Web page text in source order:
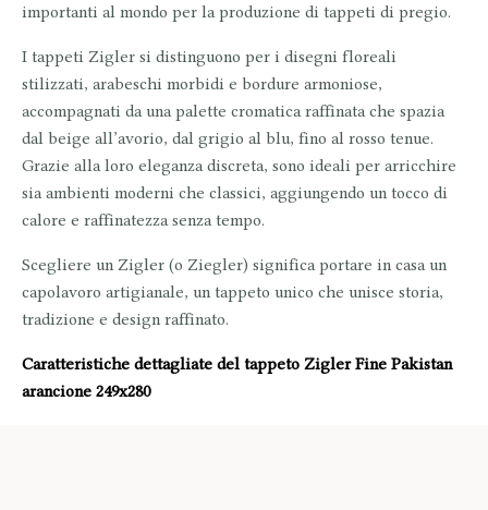
importanti al mondo per la produzione di tappeti di pregio.
I tappeti Zigler si distinguono per i disegni floreali
stilizzati, arabeschi morbidi e bordure armoniose,
accompagnati da una palette cromatica raffinata che spazia
dal beige all’avorio, dal grigio al blu, fino al rosso tenue.
Grazie alla loro eleganza discreta, sono ideali per arricchire
sia ambienti moderni che classici, aggiungendo un tocco di
calore e raffinatezza senza tempo.
Scegliere un Zigler (o Ziegler) significa portare in casaun
capolavoro artigianale, un tappeto unico che unisce storia,
tradizione e design raffinato.
Caratteristiche dettagliate del tappeto Zigler Fine Pakistan
arancione 249x280